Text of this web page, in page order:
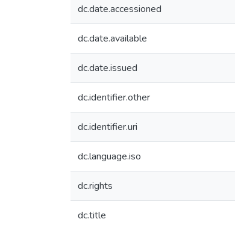
dc.date.accessioned
dc.date.available
dc.date.issued
dc.identifier.other
dc.identifier.uri
dc.language.iso
dc.rights
dc.title